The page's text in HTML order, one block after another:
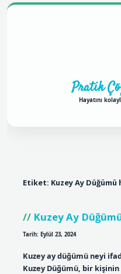
Pratik
Hayatını
Etiket: Kuzey Ay
Kuzey Ay
Tarih: Eylül 23, 2024
Kuzey ay düğümü neyi
Kuzey Düğümü, bir